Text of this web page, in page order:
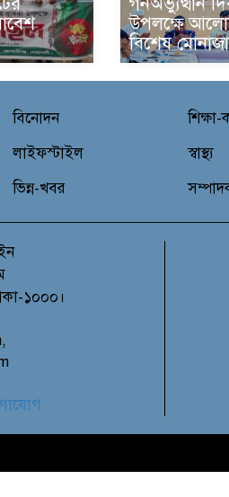
উপলক্ষে
বিশেষ
বিনোদন
লাইফস্টাইল
ভিন্ন-খবর
শিক্ষা-
স্বাস্থ্য
১০০০।